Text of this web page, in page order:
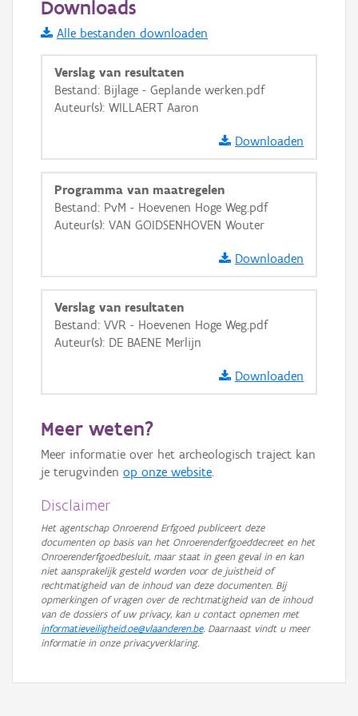
Informatie Vlaanderen
i
+ −
Basis Lagen
Ortho
GRB-Basiskaart
GRB-Basiskaart in grijswaarden
Downloads
Alle bestanden downloaden
Verslag van resultaten
Bestand: Bijlage - Geplande werken.pdf
Auteur(s): WILLAERT Aaron
Downloaden
Programma van maatregelen
Bestand: PvM - Hoevenen Hoge Weg.pdf
Auteur(s): VAN GOIDSENHOVEN Wouter
Downloaden
Verslag van resultaten
Bestand: VVR - Hoevenen Hoge Weg.pdf
Auteur(s): DE BAENE Merlijn
Downloaden
Meer weten?
Meer informatie over het archeologisch traject kan
je terugvinden op onze website.
Disclaimer
Het agentschap Onroerend Erfgoed publiceert deze
documenten op basis van het Onroerenderfgoeddecreet en het
Onroerenderfgoedbesluit, maar staat in geen geval in en kan
niet aansprakelijk gesteld worden voor de juistheid of
rechtmatigheid van de inhoud van deze documenten. Bij
opmerkingen of vragen over de rechtmatigheid van de inhoud
van de dossiers of uw privacy, kan u contact opnemen met
informatieveiligheid.oe@vlaanderen.be. Daarnaast vindt u meer
informatie in onze privacyverklaring.